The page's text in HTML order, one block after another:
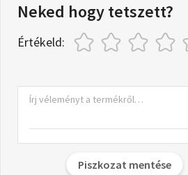
Neked hogy tetszett?
Értékeld:
Piszkozat mentése